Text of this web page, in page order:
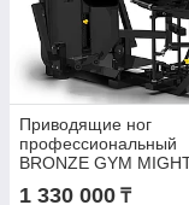
Приводящие ног
профессиональный
BRONZE GYM
1 330 000 ₸